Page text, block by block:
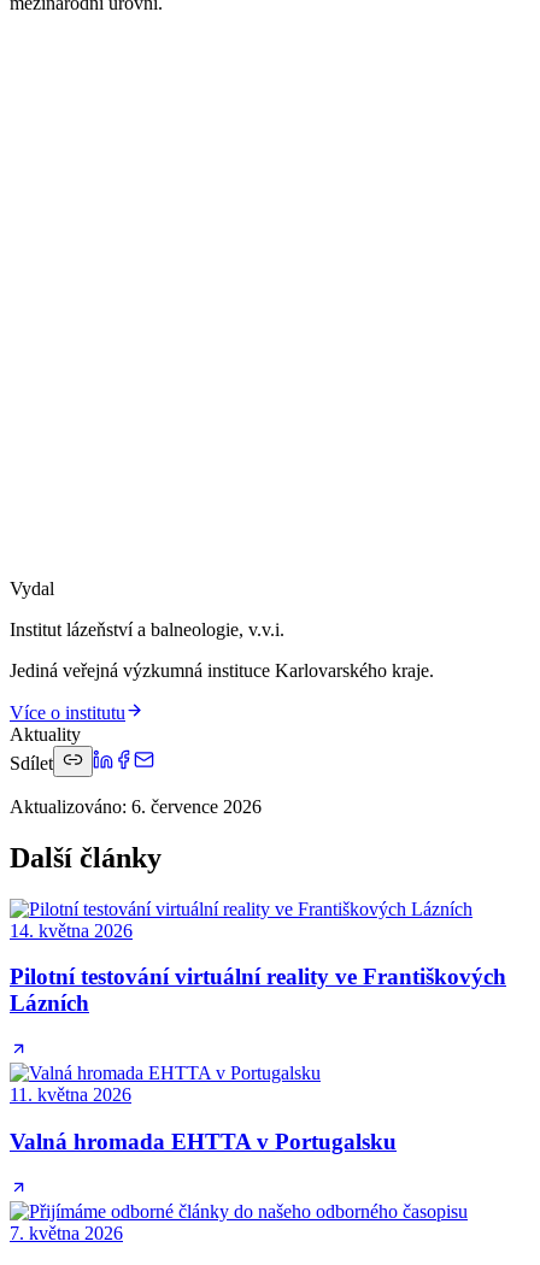
Vydal
Institut lázeňství a balneologie, v.v.i.
Jediná veřejná výzkumná instituce Karlovarského kraje.
Více o institutu
Aktuality
Sdílet
Aktualizováno: 6. července 2026
Další články
14. května 2026
Pilotní testování virtuální reality ve Františkových
Lázních
11. května 2026
Valná hromada EHTTA v Portugalsku
7. května 2026